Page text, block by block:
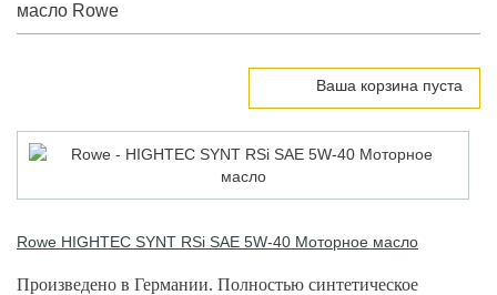
масло Rowe
Ваша корзина пуста
Rowe HIGHTEC SYNT RSi SAE 5W-40 Моторное масло
Произведено в Германии. Полностью синтетическое